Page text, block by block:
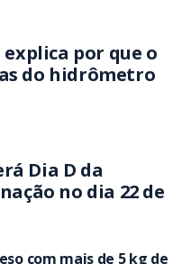
por que o
do hidrômetro
Dia D da
no dia 22 de
com mais de 5 kg de